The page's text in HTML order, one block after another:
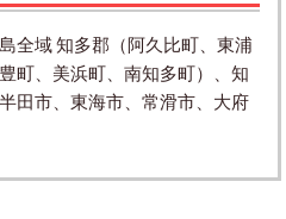
全域 知多郡（阿久比町、東浦
町、美浜町、南知多町）、知
田市、東海市、常滑市、大府